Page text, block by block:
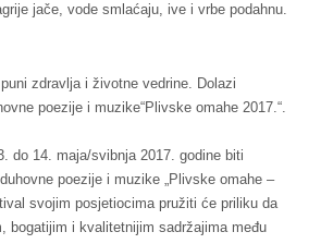
jače, vode smlaćaju, ive i vrbe podahnu.
zdravlja i životne vedrine. Dolazi
poezije i muzike“Plivske omahe 2017.“.
do 14. maja/svibnja 2017. godine biti
poezije i muzike „Plivske omahe –
svojim posjetiocima pružiti će priliku da
bogatijim i kvalitetnijim sadržajima među